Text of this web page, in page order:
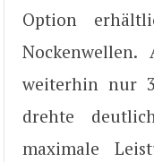
Option
weiterhin nur
drehte
maximale